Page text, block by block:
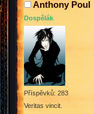
Anthony Poul
Dospělák
Příspěvků: 283
Veritas vincit.